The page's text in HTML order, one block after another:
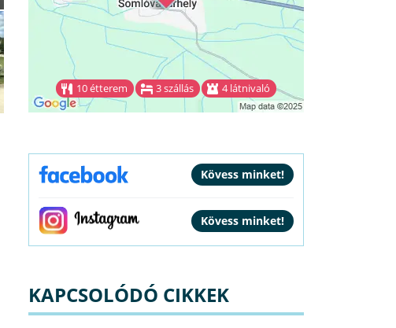
10 étterem 3 szállás 4 látnivaló
KAPCSOLÓDÓ CIKKEK